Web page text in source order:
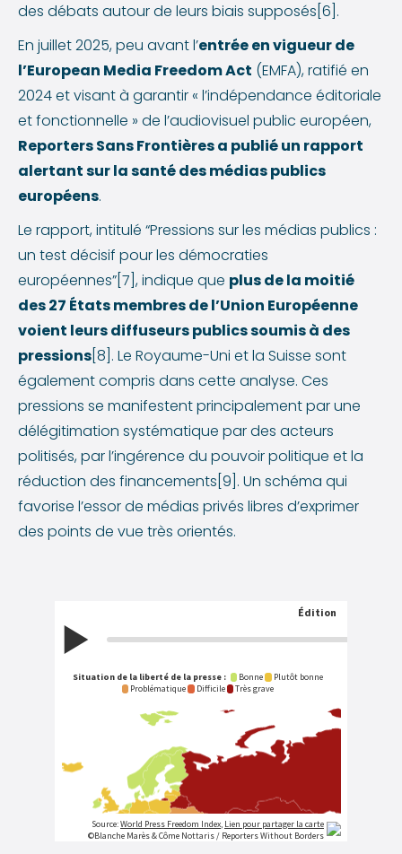
des débats autour de leurs biais supposés[6].
En juillet 2025, peu avant l’entrée en vigueur de
l’European Media Freedom Act (EMFA), ratifié en
2024 et visant à garantir « l’indépendance éditoriale
et fonctionnelle » de l’audiovisuel public européen,
Reporters Sans Frontières a publié un rapport
alertant sur la santé des médias publics
européens.
Le rapport, intitulé “Pressions sur les médias publics :
un test décisif pour les démocraties
européennes”[7], indique que plus de la moitié
des 27 États membres de l’Union Européenne
voient leurs diffuseurs publics soumis à des
pressions [8]. Le Royaume-Uni et la Suisse sont
également compris dans cette analyse. Ces
pressions se manifestent principalement par une
délégitimation systématique par des acteurs
politisés, par l’ingérence du pouvoir politique et la
réduction des financements[9]. Un schéma qui
favorise l’essor de médias privés libres d’exprimer
des points de vue très orientés.